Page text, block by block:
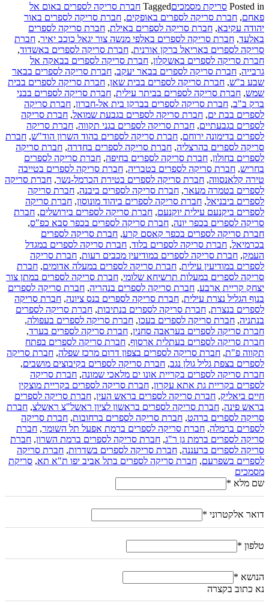
Posted in סריקת מסמכיםTagged חברת סריקה לספרים באום אל
פאחם, חברת סריקה לספרים באופקים, חברת סריקה לספרים באור
יהודה עקיבא, חברת סריקה לספרים באילת, חברת סריקה לספרים
באלעד, חברת סריקה לספרים באלפי מנשה צור יגאל כוכב יאיר, חברת
סריקה לספרים באריאל ברקן אורנית, חברת סריקה לספרים באשדוד,
חברת סריקה לספרים באשקלון, חברת סריקה לספרים בבאקה אל
גרבייה, חברת סריקה לספרים בבאר יעקב, חברת סריקה לספרים בבאר
שבע ב"ש, חברת סריקה לספרים בבית שאן, חברת סריקה לספרים בבית
שמש, חברת סריקה לספרים בביתר עילית, חברת סריקה לספרים בבני
ברק ב"ב, חברת סריקה לספרים בברקן בית אל-חברון, חברת סריקה
לספרים בבת ים, חברת סריקה לספרים בגבעת שמואל, חברת סריקה
לספרים בגבעתיים, חברת סריקה לספרים בגני תקווה, חברת סריקה
לספרים בדימונה ירוחם, חברת סריקה לספרים בהוד השרון הוד"ש, חברת
סריקה לספרים בהרצליה, חברת סריקה לספרים בחדרה, חברת סריקה
לספרים בחולון, חברת סריקה לספרים בחיפה, חברת סריקה לספרים
בחריש, חברת סריקה לספרים בטבריה, חברת סריקה לספרים בטייבה
טירה קלאנסווה, חברת סריקה לספרים בטירת הכרמל-נשר, חברת סריקה
לספרים בטמרה מעאר, חברת סריקה לספרים ביבנה, חברת סריקה
לספרים ביבניאל, חברת סריקה לספרים ביהוד מונוסון, חברת סריקה
לספרים ביקנעם עילית יוקנעם, חברת סריקה לספרים בירושלים, חברת
סריקה לספרים בכפר יונה, חברת סריקה לספרים בכפר סבא כפ"ס,
חברת סריקה לספרים בכפר קאסם קרע, חברת סריקה לספרים
בכרמיאל, חברת סריקה לספרים בלוד, חברת סריקה לספרים במגדל
העמק, חברת סריקה לספרים במודיעין מכבים רעות, חברת סריקה
לספרים במודיעין עילית, חברת סריקה לספרים במעלה אדומים, חברת
סריקה לספרים במעלות תרשיחא שלומי, חברת סריקה לספרים במתן צור
יצחק קריית ארבע, חברת סריקה לספרים בנהריה, חברת סריקה לספרים
בנוף הגליל נצרת עילית, חברת סריקה לספרים בנס ציונה, חברת סריקה
לספרים בנצרת, חברת סריקה לספרים בנתיבות, חברת סריקה לספרים
בנתניה, חברת סריקה לספרים בעכו, חברת סריקה לספרים בעפולה,
חברת סריקה לספרים בעראבה סחנין, חברת סריקה לספרים בערד,
חברת סריקה לספרים בעתלית ארסוף, חברת סריקה לספרים בפתח
תקווה פ"ת, חברת סריקה לספרים בצפון דרום מרכז שפלה, חברת סריקה
לספרים בצפת גליל גולן נגב, חברת סריקה לספרים בקיבוצים מושבים,
חברת סריקה לספרים בקריית אונו ים מלאכי שמונה, חברת סריקה
לספרים בקריית גת אתא עקרון, חברת סריקה לספרים בקריית מוצקין
חיים ביאליק, חברת סריקה לספרים בראש העין, חברת סריקה לספרים
בראש פינה, חברת סריקה לספרים בראשון לציון ראשל"צ ראשלצ, חברת
סריקה לספרים ברהט, חברת סריקה לספרים ברחובות, חברת סריקה
לספרים ברמלה, חברת סריקה לספרים ברמת אפעל תל השומר, חברת
סריקה לספרים ברמת גן ר"ג, חברת סריקה לספרים ברמת השרון, חברת
סריקה לספרים ברעננה, חברת סריקה לספרים בשדרות, חברת סריקה
לספרים בשפרעם, חברת סריקה לספרים בתל אביב יפו ת"א תא, סריקת
מסמכים
שם מלא *
דואר אלקטרוני *
טלפון *
הנושא *
נא כתוב בקצרה